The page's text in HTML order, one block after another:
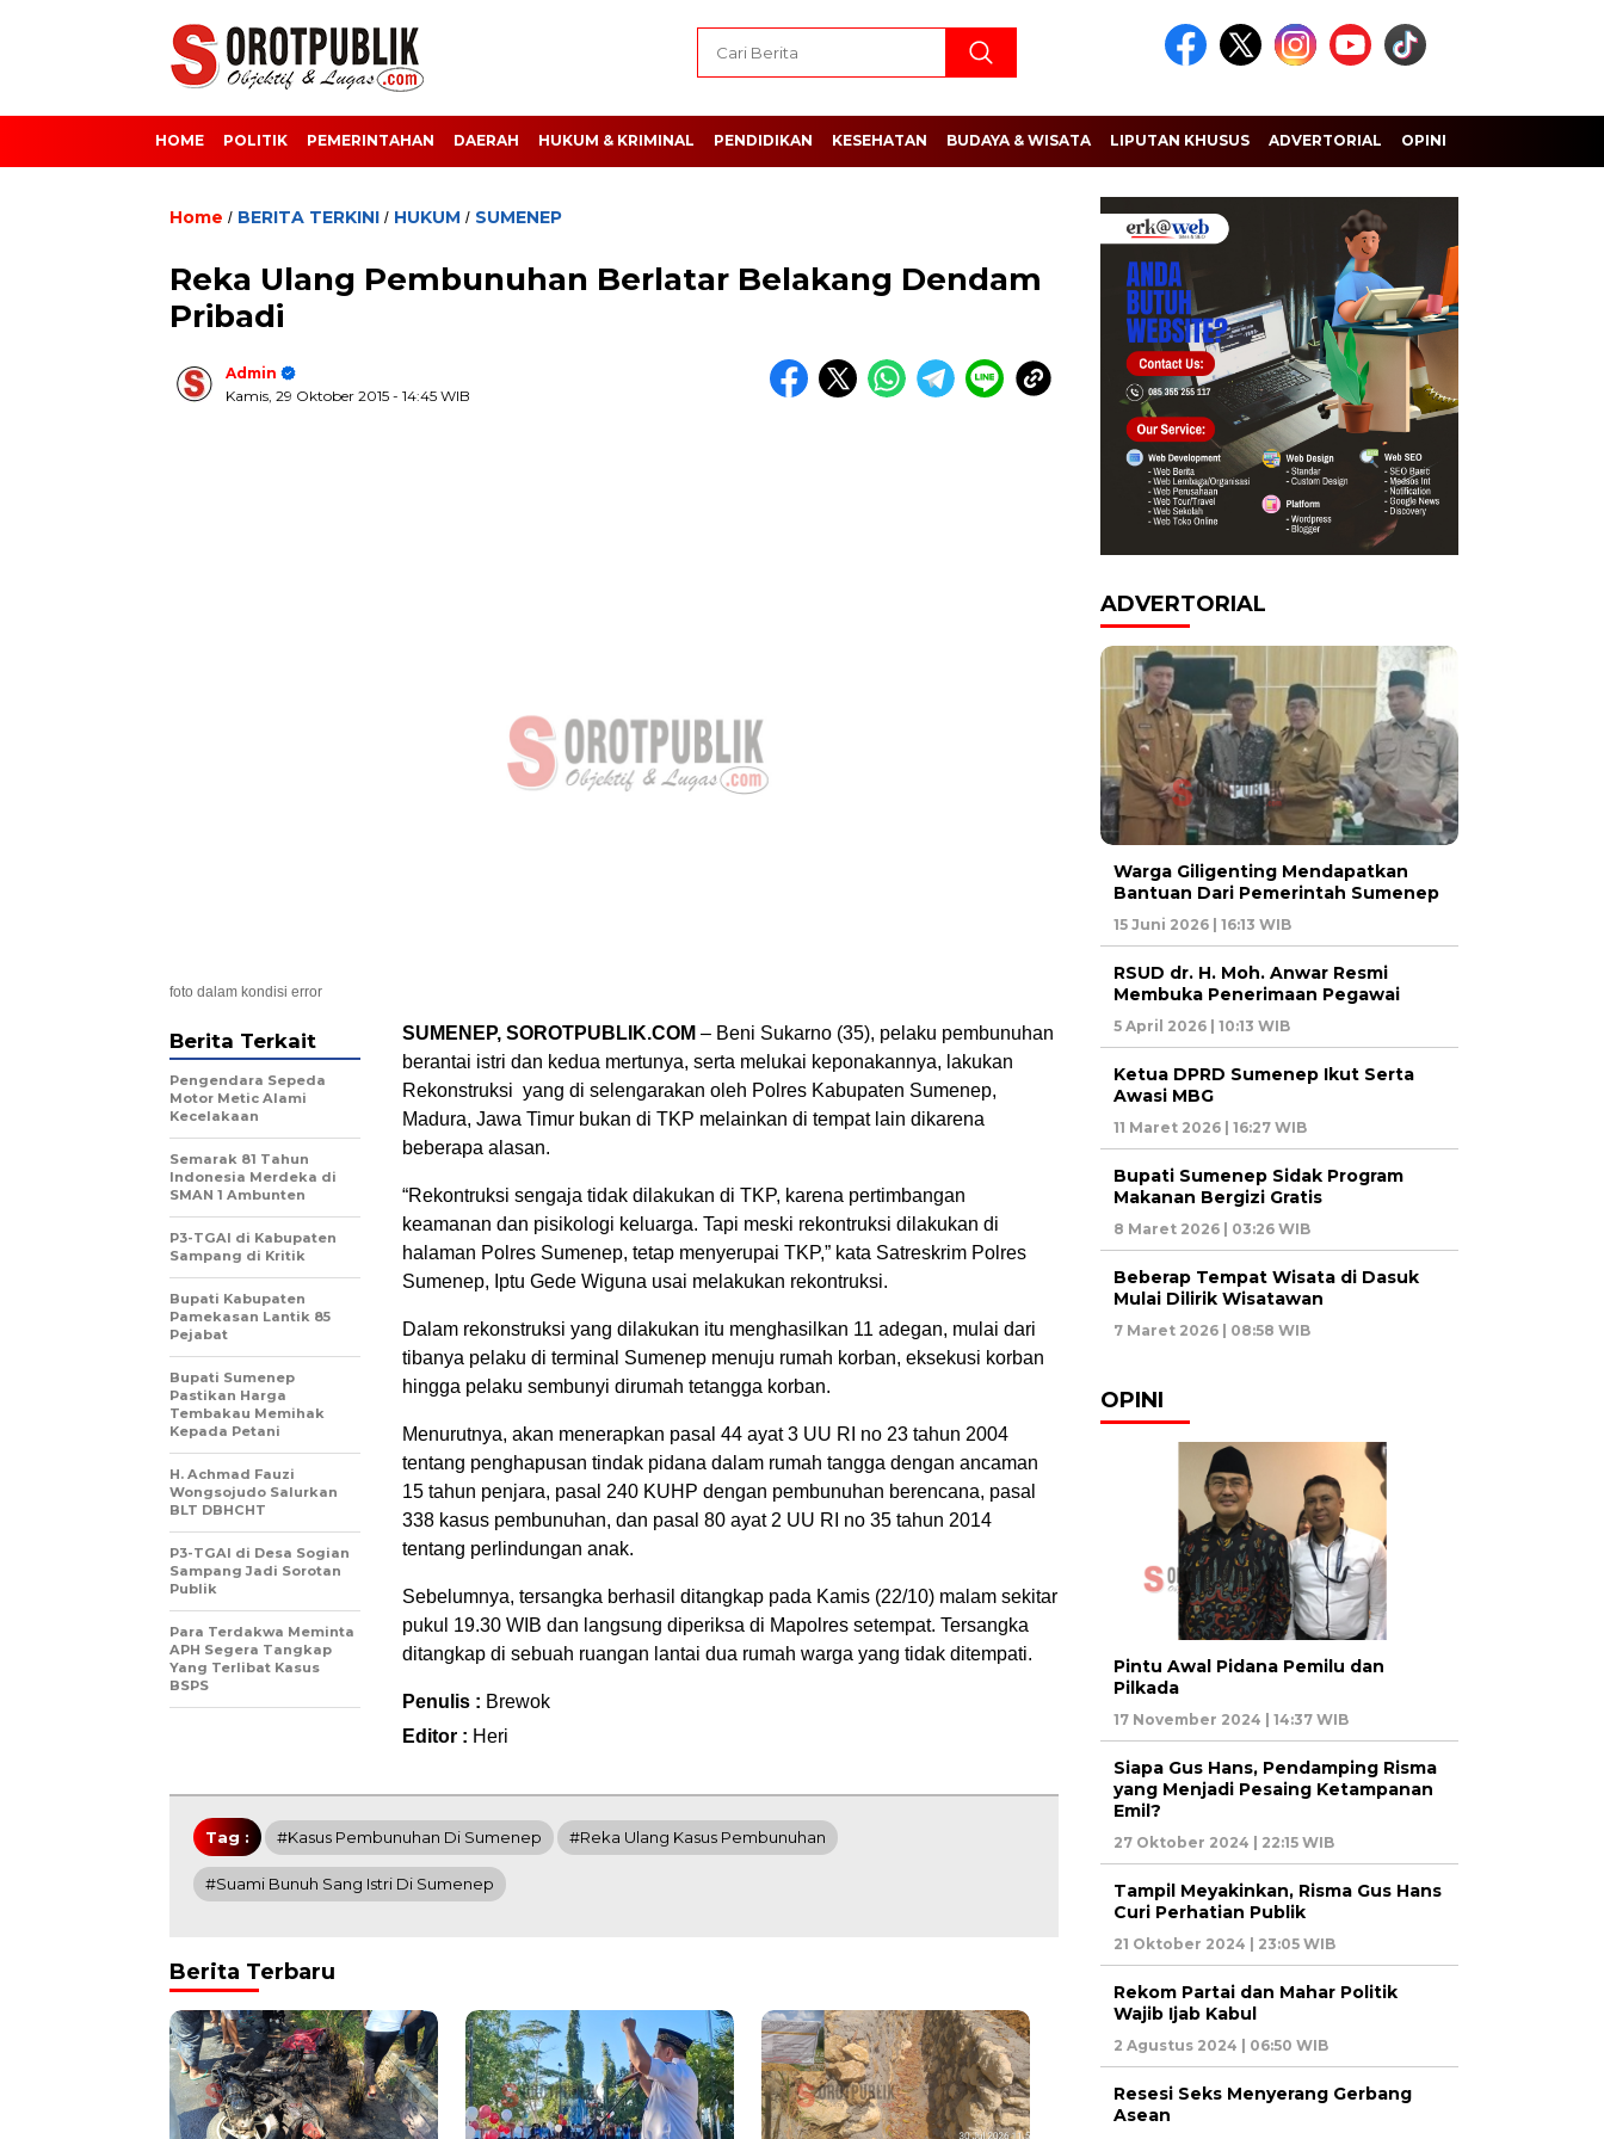
HOME POLITIK PEMERINTAHAN DAERAH HUKUM & KRIMINAL PENDIDIKAN KESEHATAN BUDAYA & WISATA LIPUTAN KHUSUS ADVERTORIAL OPINI
Home / BERITA TERKINI / HUKUM / SUMENEP
Reka Ulang Pembunuhan Berlatar Belakang Dendam
Pribadi
Admin
Kamis, 29 Oktober 2015 - 14:45 WIB
foto dalam kondisi error
SUMENEP, SOROTPUBLIK.COM – Beni Sukarno (35), pelaku pembunuhan
berantai istri dan kedua mertunya, serta melukai keponakannya, lakukan
Rekonstruksi yang di selengarakan oleh Polres Kabupaten Sumenep,
Madura, Jawa Timur bukan di TKP melainkan di tempat lain dikarena
beberapa alasan.
“Rekontruksi sengaja tidak dilakukan di TKP, karena pertimbangan
keamanan dan pisikologi keluarga. Tapi meski rekontruksi dilakukan di
halaman Polres Sumenep, tetap menyerupai TKP,” kata Satreskrim Polres
Sumenep, Iptu Gede Wiguna usai melakukan rekontruksi.
Dalam rekonstruksi yang dilakukan itu menghasilkan 11 adegan, mulai dari
tibanya pelaku di terminal Sumenep menuju rumah korban, eksekusi korban
hingga pelaku sembunyi dirumah tetangga korban.
Menurutnya, akan menerapkan pasal 44 ayat 3 UU RI no 23 tahun 2004
tentang penghapusan tindak pidana dalam rumah tangga dengan ancaman
15 tahun penjara, pasal 240 KUHP dengan pembunuhan berencana, pasal
338 kasus pembunuhan, dan pasal 80 ayat 2 UU RI no 35 tahun 2014
tentang perlindungan anak.
Sebelumnya, tersangka berhasil ditangkap pada Kamis (22/10) malam sekitar
pukul 19.30 WIB dan langsung diperiksa di Mapolres setempat. Tersangka
ditangkap di sebuah ruangan lantai dua rumah warga yang tidak ditempati.
Penulis : Brewok
Editor : Heri
Berita Terkait
Pengendara Sepeda
Motor Metic Alami
Kecelakaan
Semarak 81 Tahun
Indonesia Merdeka di
SMAN 1 Ambunten
P3-TGAI di Kabupaten
Sampang di Kritik
Bupati Kabupaten
Pamekasan Lantik 85
Pejabat
Bupati Sumenep
Pastikan Harga
Tembakau Memihak
Kepada Petani
H. Achmad Fauzi
Wongsojudo Salurkan
BLT DBHCHT
P3-TGAI di Desa Sogian
Sampang Jadi Sorotan
Publik
Para Terdakwa Meminta
APH Segera Tangkap
Yang Terlibat Kasus
BSPS
Tag : #Kasus Pembunuhan Di Sumenep #Reka Ulang Kasus Pembunuhan
#Suami Bunuh Sang Istri Di Sumenep
Berita Terbaru
ADVERTORIAL
Warga Giligenting Mendapatkan
Bantuan Dari Pemerintah Sumenep
15 Juni 2026 | 16:13 WIB
RSUD dr. H. Moh. Anwar Resmi
Membuka Penerimaan Pegawai
5 April 2026 | 10:13 WIB
Ketua DPRD Sumenep Ikut Serta
Awasi MBG
11 Maret 2026 | 16:27 WIB
Bupati Sumenep Sidak Program
Makanan Bergizi Gratis
8 Maret 2026 | 03:26 WIB
Beberap Tempat Wisata di Dasuk
Mulai Dilirik Wisatawan
7 Maret 2026 | 08:58 WIB
OPINI
Pintu Awal Pidana Pemilu dan
Pilkada
17 November 2024 | 14:37 WIB
Siapa Gus Hans, Pendamping Risma
yang Menjadi Pesaing Ketampanan
Emil?
27 Oktober 2024 | 22:15 WIB
Tampil Meyakinkan, Risma Gus Hans
Curi Perhatian Publik
21 Oktober 2024 | 23:05 WIB
Rekom Partai dan Mahar Politik
Wajib Ijab Kabul
2 Agustus 2024 | 06:50 WIB
Resesi Seks Menyerang Gerbang
Asean